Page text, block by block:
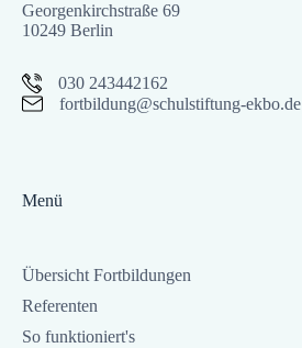
Georgenkirchstraße 69
10249 Berlin
030 243442162
fortbildung@schulstiftung-ekbo.de
Menü
Übersicht Fortbildungen
Referenten
So funktioniert's